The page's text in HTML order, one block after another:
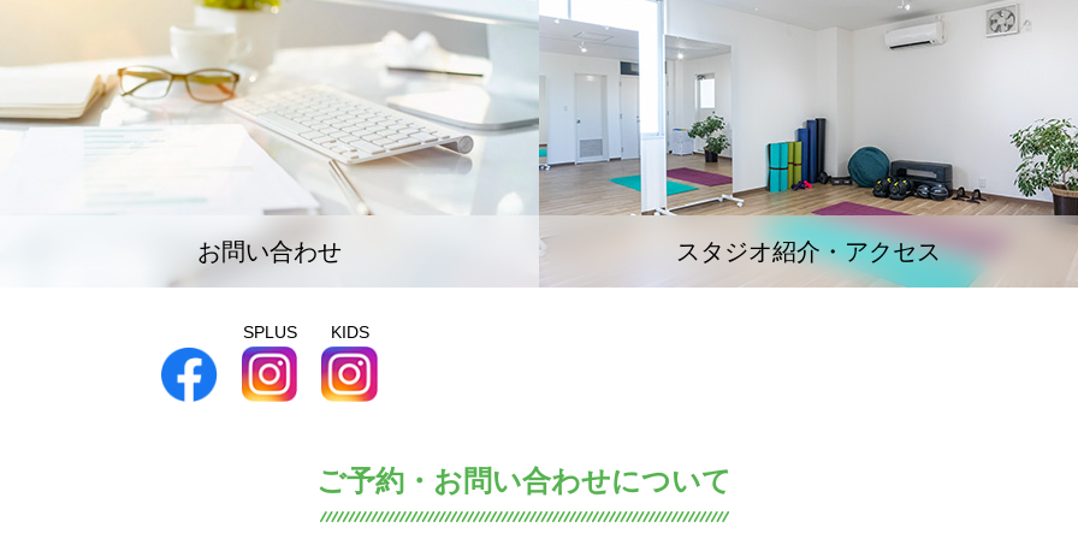
お問い合わせ スタジオ紹介・アクセス
SPLUS KIDS
ご予約・お問い合わせについて